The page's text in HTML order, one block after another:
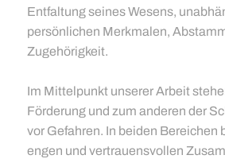
Entfaltung seines Wesens,
persönlichen Merkmalen,
Zugehörigkeit.
Im Mittelpunkt unserer Arbeit
Förderung und zum anderen der
vor Gefahren. In beiden Bereichen
engen und vertrauensvollen